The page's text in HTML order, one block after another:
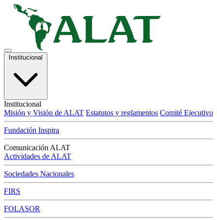
Institucional
Institucional
Misión y Visión de ALAT Estatutos y reglamentos Comité Ejecutivo
Fundación Inspira
Comunicación ALAT
Actividades de ALAT
Sociedades Nacionales
FIRS
FOLASOR